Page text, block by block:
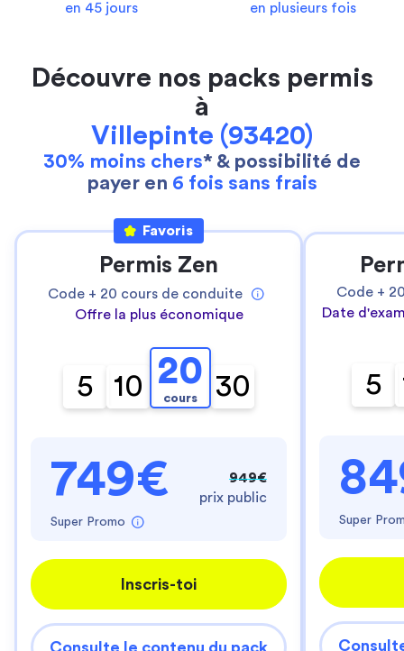
en 45 jours
en plusieurs fois
Découvre nos packs permis
à
Villepinte (93420)
30% moins chers* & possibilité de
payer en 6 fois sans frais
Favoris
Permis Zen
Code + 20 cours de conduite
Offre la plus économique
5 10 20
cours 30
749€
Super Promo
949€
prix public
Inscris-toi
Consulte le contenu du pack
Code +
Date
5
Super